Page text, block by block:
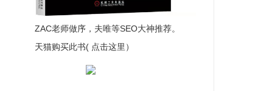
ZAC老师做序，夫唯等SEO大神推荐。
天猫购买此书( 点击这里）